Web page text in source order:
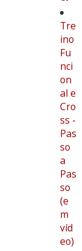
Tre
ino
Fu
nci
on
al e
Cro
ss -
Pas
so
a
Pas
so
(e
m
víd
eo)